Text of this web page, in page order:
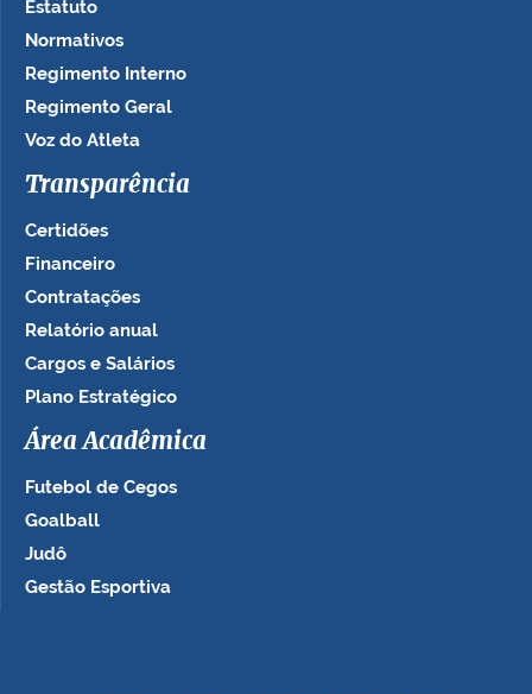
Estatuto
Normativos
Regimento Interno
Regimento Geral
Voz do Atleta
Transparência
Certidões
Financeiro
Contratações
Relatório anual
Cargos e Salários
Plano Estratégico
Área Acadêmica
Futebol de Cegos
Goalball
Judô
Gestão Esportiva